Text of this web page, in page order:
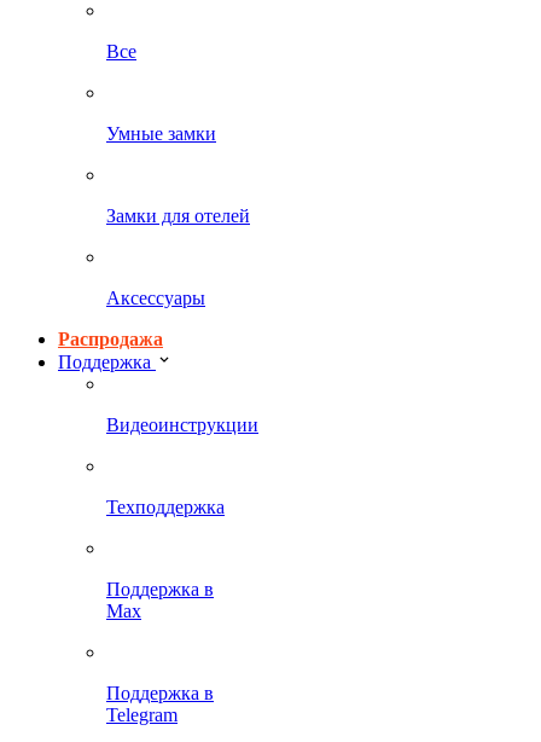
Все
Умные замки
Замки для отелей
Аксессуары
Распродажа
Поддержка
Видеоинструкции
Техподдержка
Поддержка в
Max
Поддержка в
Telegram